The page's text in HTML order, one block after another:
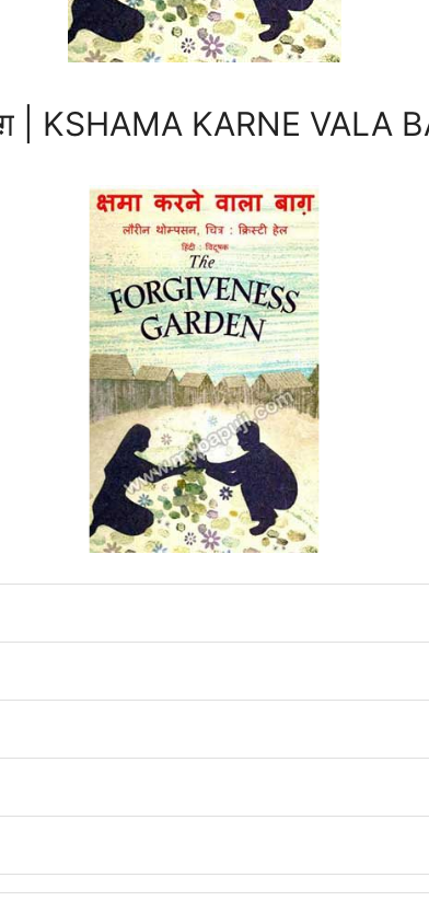
| KSHAMA KARNE VALA